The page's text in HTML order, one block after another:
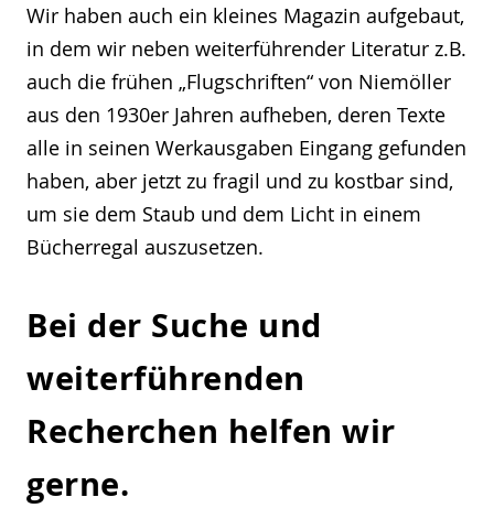
Wir haben auch ein kleines Magazin aufgebaut,
in dem wir neben weiterführender Literatur z.B.
auch die frühen „Flugschriften“ von Niemöller
aus den 1930er Jahren aufheben, deren Texte
alle in seinen Werkausgaben Eingang gefunden
haben, aber jetzt zu fragil und zu kostbar sind,
um sie dem Staub und dem Licht in einem
Bücherregal auszusetzen.
Bei der Suche und
weiterführenden
Recherchen helfen wir
gerne.